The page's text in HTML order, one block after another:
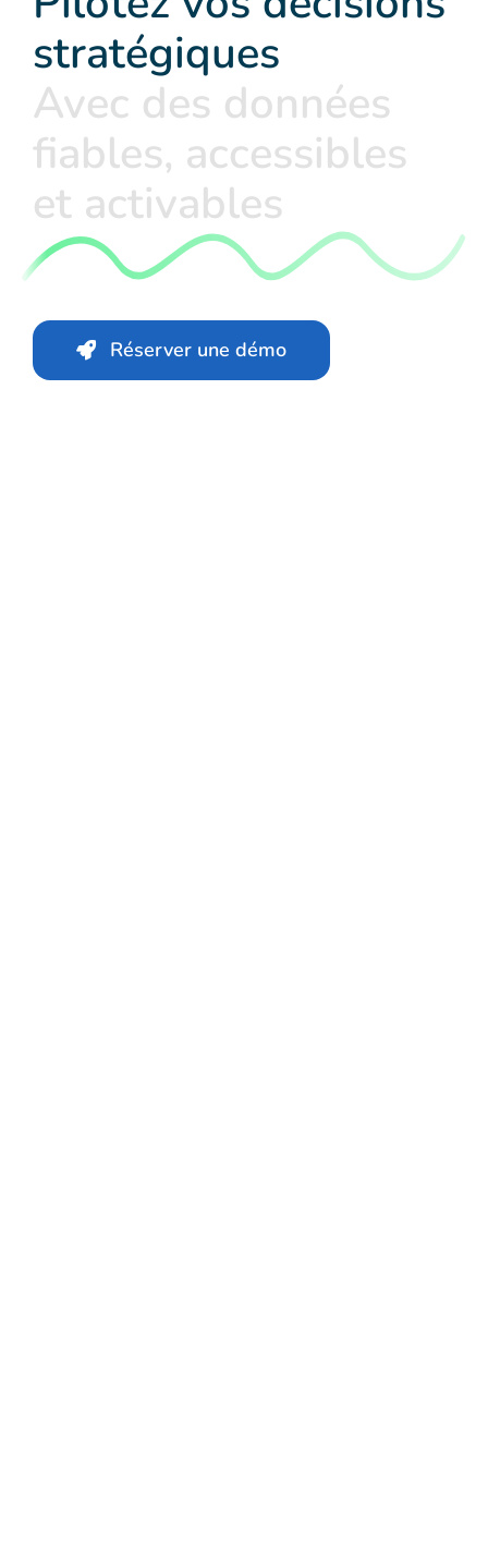
stratégiques
Avec des données
fiables, accessibles
et activables
Réserver une démo